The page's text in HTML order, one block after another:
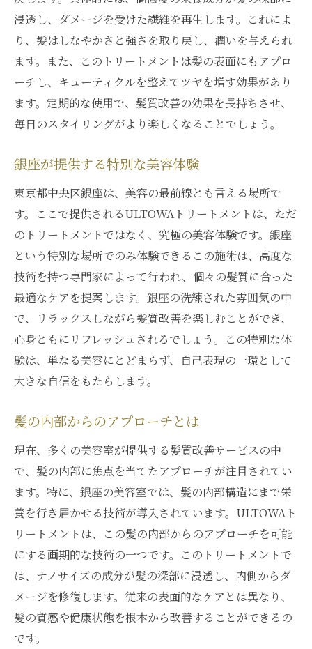
浸透し、ダメージを受けた繊維を再生します。これによ
り、髪はしなやかさと強さを取り戻し、潤いを与えられ
ます。また、このトリートメントは髪の表面にもアプロ
ーチし、キューティクルを整えてツヤを増す効果があり
ます。定期的な使用で、髪質改善の効果を長持ちさせ、
毎日のスタイリングがより楽しくなることでしょう。
銀座が提供する特別な美容体験
東京都中央区銀座は、美容の最前線とも言える場所で
す。ここで提供されるULTOWAトリートメントは、ただ
のトリートメントではなく、究極の美容体験です。銀座
という特別な場所でのみ体験できるこの施術は、高度な
技術を持つ専門家によって行われ、個々の髪質に合った
最適なケアを提案します。銀座の洗練された雰囲気の中
で、リラックスしながら髪質改善を楽しむことができ、
心身ともにリフレッシュされるでしょう。この特別な体
験は、単なる美容にとどまらず、自己表現の一環として
大きな自信をもたらします。
髪の内部からのアプローチとは
現在、多くの美容室が提供する髪質改善サービスの中
で、髪の内部に焦点を当てたアプローチが注目されてい
ます。特に、銀座の美容室では、髪の内部構造にまで栄
養を行き届かせる技術が導入されています。ULTOWAト
リートメントは、この髪の内部からのアプローチを可能
にする画期的な技術の一つです。このトリートメントで
は、ナノサイズの成分が髪の深部に浸透し、内側からダ
メージを修復します。従来の表面的なケアとは異なり、
髪の質感や健康状態を根本から改善することができるの
です。